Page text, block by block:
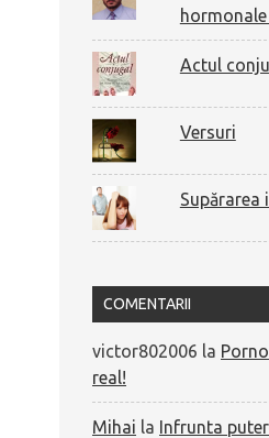
Actul
Versuri
Supărarea
COMENTARII
victor802006 la
real!
Mihai la Infrunta